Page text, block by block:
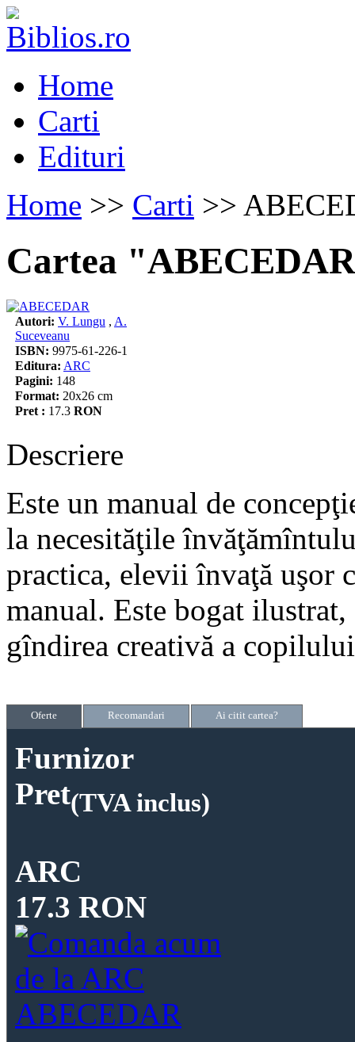
Home
Carti
Edituri
Home >> Carti >>
Cartea
Autori: V. Lungu , A.
Suceveanu
ISBN: 9975-61-226-1
Editura: ARC
Pagini: 148
Format: 20x26 cm
Pret : 17.3 RON
Descriere
Este un manual de
la necesităţile
practica, elevii învaţă uşor
manual. Este bogat
gîndirea creativă a
Oferte Recomandari Ai citit cartea?
Furnizor
Pret(TVA inclus)
ARC
17.3 RON